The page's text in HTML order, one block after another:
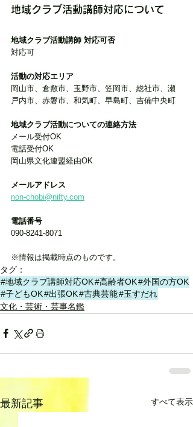
地域クラブ活動講師対応について
地域クラブ活動講師 対応可否
対応可
活動の対応エリア
岡山市、倉敷市、玉野市、笠岡市、総社市、瀬
戸内市、赤磐市、和気町、早島町、吉備中央町
地域クラブ活動についての連絡方法
メール受付OK
電話受付OK
岡山県文化連盟経由OK
メールアドレス
non-chobi@nifty.com
電話番号
090-8241-8071
※情報は掲載時点のものです。
タグ：
#地域クラブ講師対応OK#高齢者OK#外国の方OK
#子どもOK#出張OK#古典芸能#玉すだれ
文化・芸術・芸事名鑑
最新記事 すべて表示